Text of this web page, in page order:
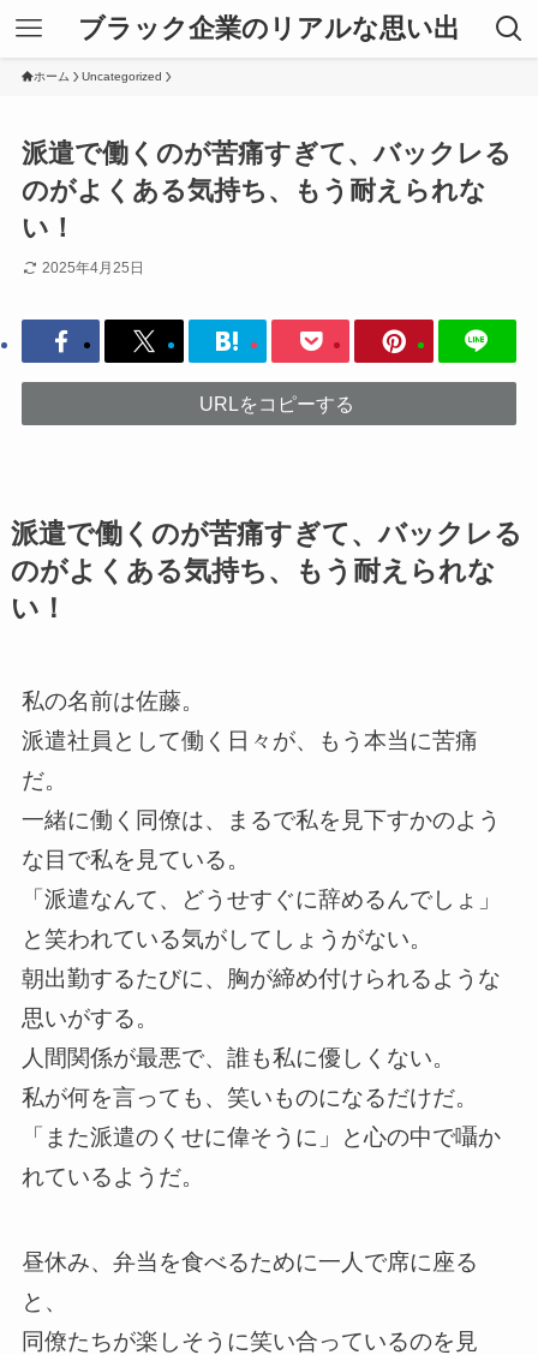
ブラック企業のリアルな思い出
ホーム Uncategorized
派遣で働くのが苦痛すぎて、バックレる
のがよくある気持ち、もう耐えられな
い！
2025年4月25日
URLをコピーする
派遣で働くのが苦痛すぎて、バックレる
のがよくある気持ち、もう耐えられな
い！
私の名前は佐藤。
派遣社員として働く日々が、もう本当に苦痛
だ。
一緒に働く同僚は、まるで私を見下すかのよう
な目で私を見ている。
「派遣なんて、どうせすぐに辞めるんでしょ」
と笑われている気がしてしょうがない。
朝出勤するたびに、胸が締め付けられるような
思いがする。
人間関係が最悪で、誰も私に優しくない。
私が何を言っても、笑いものになるだけだ。
「また派遣のくせに偉そうに」と心の中で囁か
れているようだ。
昼休み、弁当を食べるために一人で席に座る
と、
同僚たちが楽しそうに笑い合っているのを見